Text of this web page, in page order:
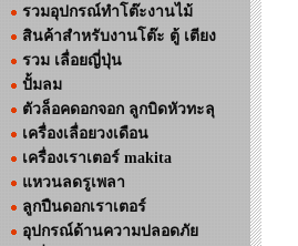
รวมอุปกรณ์ทำโต๊ะงานไม้
สินค้าสำหรับงานโต๊ะ ตู้ เตียง
รวม เลื่อยญี่ปุ่น
ปั้มลม
ตัวล็อคดอกจอก ลูกบิดหัวทะลุ
เครื่องเลื่อยวงเดือน
เครื่องเราเตอร์ makita
แหวนลดรูเพลา
ลูกปืนดอกเราเตอร์
อุปกรณ์ด้านความปลอดภัย